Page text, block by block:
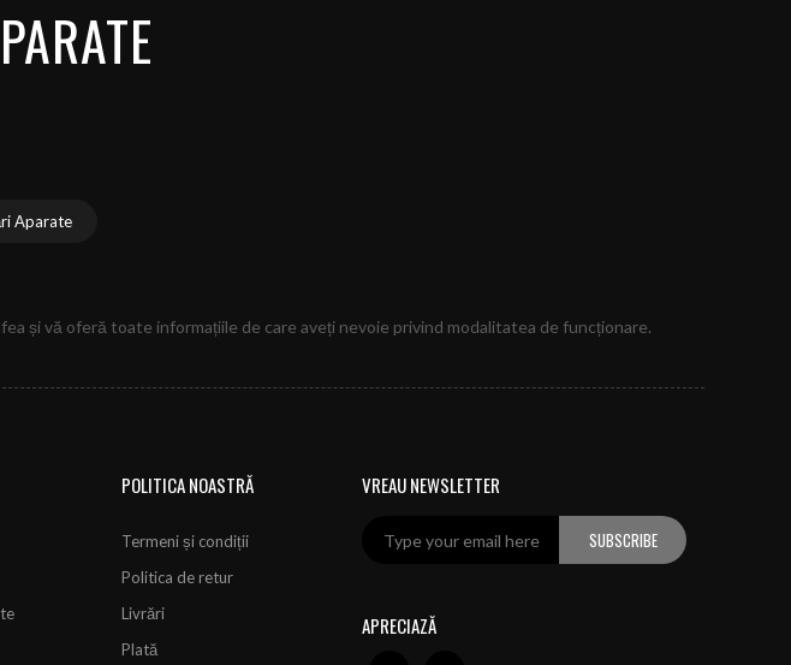
Aparate
și vă oferă toate informațiile de care aveți nevoie privind modalitatea de funcționare.
POLITICA NOASTRĂ
Termeni și condiții
Politica de retur
Livrări
Plată
VREAU NEWSLETTER
SUBSCRIBE
APRECIAZĂ